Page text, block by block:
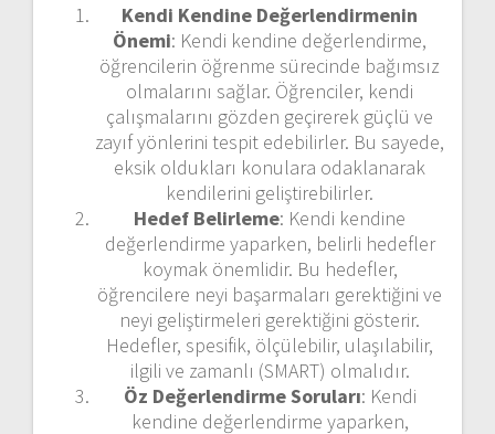
Kendi Kendine Değerlendirmenin
Önemi: Kendi kendine değerlendirme,
öğrencilerin öğrenme sürecinde bağımsız
olmalarını sağlar. Öğrenciler, kendi
çalışmalarını gözden geçirerek güçlü ve
zayıf yönlerini tespit edebilirler. Bu sayede,
eksik oldukları konulara odaklanarak
kendilerini geliştirebilirler.
Hedef Belirleme: Kendi kendine
değerlendirme yaparken, belirli hedefler
koymak önemlidir. Bu hedefler,
öğrencilere neyi başarmaları gerektiğini ve
neyi geliştirmeleri gerektiğini gösterir.
Hedefler, spesifik, ölçülebilir, ulaşılabilir,
ilgili ve zamanlı (SMART) olmalıdır.
Öz Değerlendirme Soruları: Kendi
kendine değerlendirme yaparken,